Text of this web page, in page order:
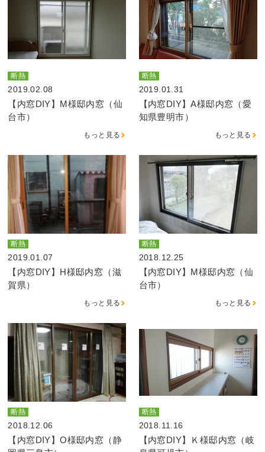
断熱
2019.02.08
【内窓DIY】M様邸内窓（仙
台市）
もっと見る
断熱
2019.01.31
【内窓DIY】A様邸内窓（愛
知県豊明市）
もっと見る
断熱
2019.01.07
【内窓DIY】H様邸内窓（滋
賀県）
もっと見る
断熱
2018.12.25
【内窓DIY】M様邸内窓（仙
台市）
もっと見る
断熱
2018.12.06
【内窓DIY】O様邸内窓（静
断熱
2018.11.16
【内窓DIY】Ｋ様邸内窓（岐